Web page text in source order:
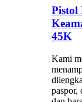
Pistol
45K
Kami
paspor,